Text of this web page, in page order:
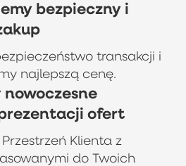
bezpieczny i
transakcji i
najlepszą cenę.
nowoczesne
ofert
Klienta z
do Twoich